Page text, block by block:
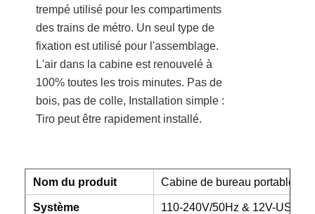
trempé utilisé pour les compartiments
des trains de métro. Un seul type de
fixation est utilisé pour l'assemblage.
L'air dans la cabine est renouvelé à
100% toutes les trois minutes. Pas de
bois, pas de colle, Installation simple :
Tiropeut être rapidement installé.
Nom du produit Cabine de bureau portable
Système
110-240V/50Hz & 12V-USB.